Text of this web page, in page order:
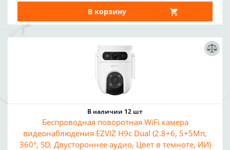
В корзину
В наличии 12 шт
Беспроводная поворотная WiFi камера
видеонаблюдения EZVIZ H9c Dual (2.8+6, 5+5Мп,
360°, SD, Двустороннее аудио, Цвет в темноте, ИИ)